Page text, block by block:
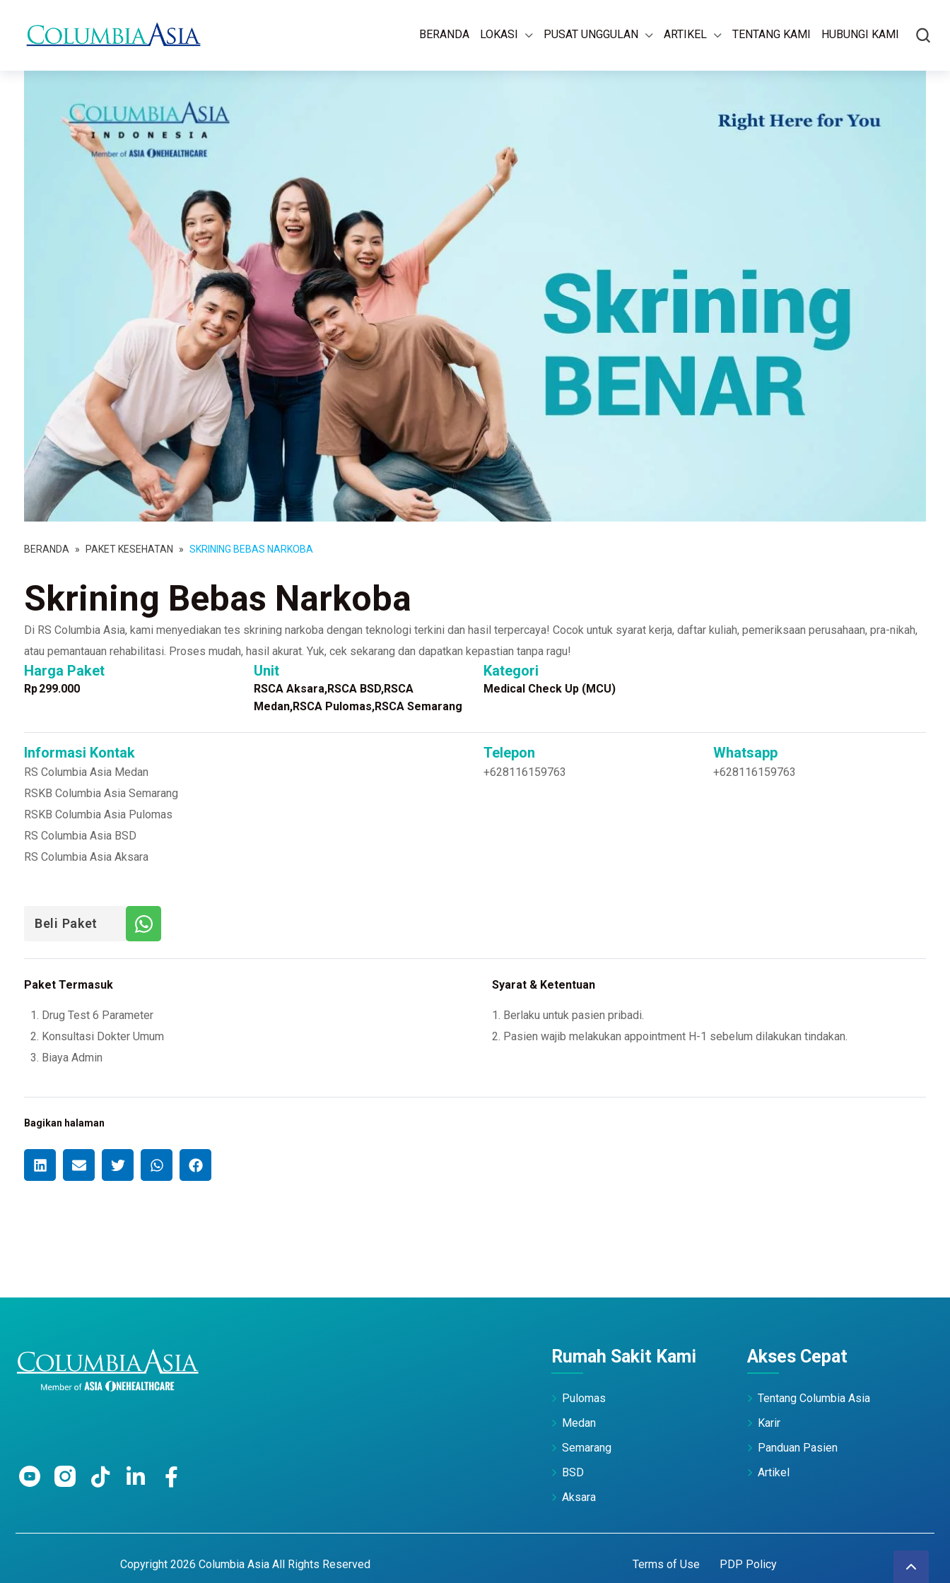
BERANDA LOKASI PUSAT UNGGULAN ARTIKEL TENTANG KAMI HUBUNGI KAMI
BERANDA » PAKET KESEHATAN » SKRINING BEBAS NARKOBA
Skrining Bebas Narkoba
Di RS Columbia Asia, kami menyediakan tes skrining narkoba dengan teknologi terkini dan hasil terpercaya! Cocok untuk syarat kerja, daftar kuliah, pemeriksaan perusahaan, pra-nikah,
atau pemantauan rehabilitasi. Proses mudah, hasil akurat. Yuk, cek sekarang dan dapatkan kepastian tanpa ragu!
Harga Paket
Rp299.000
Unit
RSCA Aksara,RSCA BSD,RSCA
Medan,RSCA Pulomas,RSCA Semarang
Kategori
Medical Check Up (MCU)
Informasi Kontak
RS Columbia Asia Medan
RSKB Columbia Asia Semarang
RSKB Columbia Asia Pulomas
RS Columbia Asia BSD
RS Columbia Asia Aksara
Telepon
+628116159763
Whatsapp
+628116159763
Beli Paket
Paket Termasuk
Drug Test 6 Parameter
Konsultasi Dokter Umum
Biaya Admin
Syarat & Ketentuan
1. Berlaku untuk pasien pribadi.
2. Pasien wajib melakukan appointment H-1 sebelum dilakukan tindakan.
Bagikan halaman
Rumah Sakit Kami
Pulomas
Medan
Semarang
BSD
Aksara
Akses Cepat
Tentang Columbia Asia
Karir
Panduan Pasien
Artikel
Copyright 2026 Columbia Asia All Rights Reserved Terms of Use PDP Policy